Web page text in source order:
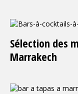
Sélection des
Marrakech